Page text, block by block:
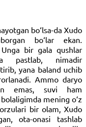
bo‘lsa-da Xudo
bo‘lar ekan.
bir gala qushlar
pastlab, nimadir
yana baland uchib
Ammo daryo
emas, suvi ham
mening o‘z
bir olam, Xudo
ota-onasi tashlab